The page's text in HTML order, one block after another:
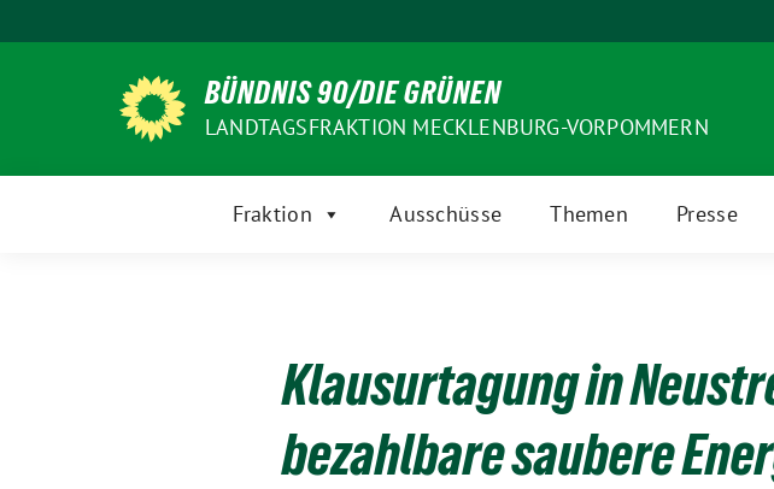
zum
BÜNDNIS 90/DIE GRÜNEN
LANDTAGSFRAKTION MECKLENBURG-VORPOMMERN
Fraktion Ausschüsse Themen Presse
Klausurtagung in
bezahlbare saubere